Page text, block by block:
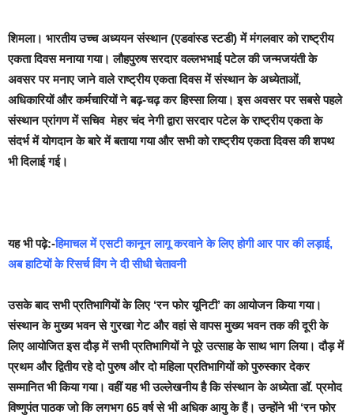
शिमला। भारतीय उच्च अध्ययन संस्थान (एडवांस्ड स्टडी) में मंगलवार को राष्ट्रीय
एकता दिवस मनाया गया। लौहपुरुष सरदार वल्लभभाई पटेल की जन्मजयंती के
अवसर पर मनाए जाने वाले राष्ट्रीय एकता दिवस में संस्थान के अध्येताओं,
अधिकारियों और कर्मचारियों ने बढ़-चढ़ कर हिस्सा लिया। इस अवसर पर सबसे पहले
संस्थान प्रांगण में सचिव मेहर चंद नेगी द्वारा सरदार पटेल के राष्ट्रीय एकता के
संदर्भ में योगदान के बारे में बताया गया और सभी को राष्ट्रीय एकता दिवस की शपथ
भी दिलाई गई।
यह भी पढ़े:-हिमाचल में एसटी कानून लागू करवाने के लिए होगी आर पार की लड़ाई,
अब हाटियों के रिसर्च विंग ने दी सीधी चेतावनी
उसके बाद सभी प्रतिभागियों के लिए ‘रन फोर यूनिटी’ का आयोजन किया गया।
संस्थान के मुख्य भवन से गुरखा गेट और वहां से वापस मुख्य भवन तक की दूरी के
लिए आयोजित इस दौड़ में सभी प्रतिभागियों ने पूरे उत्साह के साथ भाग लिया। दौड़ में
प्रथम और द्वितीय रहे दो पुरुष और दो महिला प्रतिभागियों को पुरुस्कार देकर
सम्मानित भी किया गया। वहीं यह भी उल्लेखनीय है कि संस्थान के अध्येता डॉ. प्रमोद
विष्णुपंत पाठक जो कि लगभग 65 वर्ष से भी अधिक आयु के हैं। उन्होंने भी ‘रन फोर